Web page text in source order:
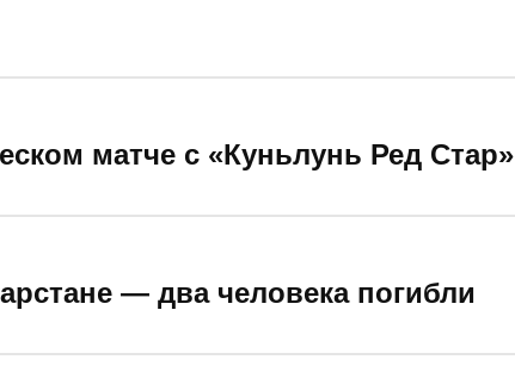
матче с «Куньлунь Ред Стар»
— два человека погибли